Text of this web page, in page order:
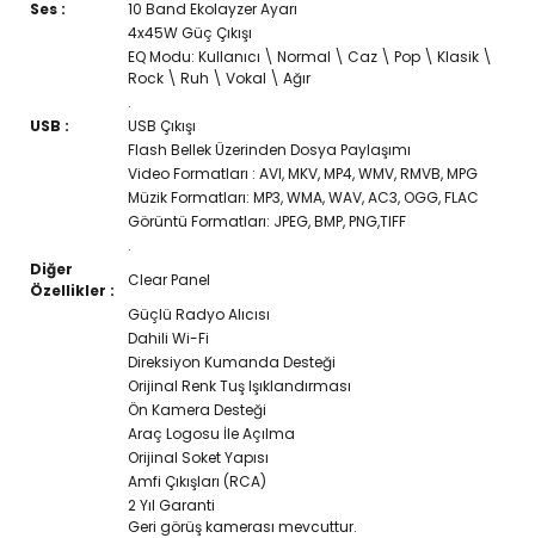
Ses :
10 Band Ekolayzer Ayarı
4x45W Güç Çıkışı
EQ Modu: Kullanıcı \ Normal \ Caz \ Pop \ Klasik \
Rock \ Ruh \ Vokal \ Ağır
.
USB :
USB Çıkışı
Flash Bellek Üzerinden Dosya Paylaşımı
Video Formatları : AVI, MKV, MP4, WMV, RMVB, MPG
Müzik Formatları: MP3, WMA, WAV, AC3, OGG, FLAC
Görüntü Formatları: JPEG, BMP, PNG,TIFF
.
Diğer
Özellikler :
Clear Panel
Güçlü Radyo Alıcısı
Dahili Wi-Fi
Direksiyon Kumanda Desteği
Orijinal Renk Tuş Işıklandırması
Ön Kamera Desteği
Araç Logosu İle Açılma
Orijinal Soket Yapısı
Amfi Çıkışları (RCA)
2 Yıl Garanti
Geri görüş kamerası mevcuttur.